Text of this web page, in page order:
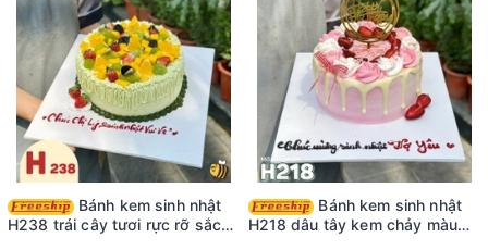
Bánh kem sinh nhật
H238 trái cây tươi rực rỡ sắc
H218 dâu tây kem chảy màu